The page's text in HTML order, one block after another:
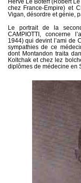
chez France-Empire) et
Vigan, désordre et génie,
Le portrait de la
CAMPIOTTI, concerne
1944) qui devint l’ami de
sympathies de ce
dont Montandon traita
Koltchak et chez lez
diplômes de médecine en